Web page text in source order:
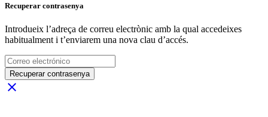
Recuperar contrasenya
Introdueix l’adreça de correu electrònic amb la qual accedeixes
habitualment i t’enviarem una nova clau d’accés.
Recuperar contrasenya
close